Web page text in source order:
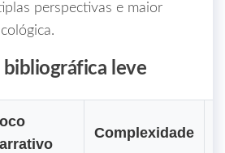
perspectivas e maior
bibliográfica leve
Complexidade